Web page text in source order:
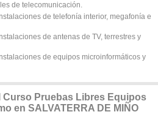
de telecomunicación.
de telefonía interior, megafonía e
de antenas de TV, terrestres y
de equipos microinformáticos y
Curso Pruebas Libres Equipos
en SALVATERRA DE MIÑO